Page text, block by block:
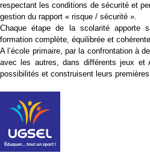
respectant les conditions de sécurité et
gestion du rapport « risque / sécurité ».
Chaque étape de la scolarité apporte
formation complète, équilibrée et
A l’école primaire, par la confrontation à
avec les autres, dans différents jeux et
possibilités et construisent leurs